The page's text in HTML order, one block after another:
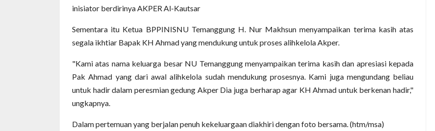
inisiator berdirinya AKPER Al-Kautsar
Sementara itu Ketua BPPINISNU Temanggung H. Nur Makhsun menyampaikan terima kasih atas
segala ikhtiar Bapak KH Ahmad yang mendukung untuk proses alihkelola Akper.
"Kami atas nama keluarga besar NU Temanggung menyampaikan terima kasih dan apresiasi kepada
Pak Ahmad yang dari awal alihkelola sudah mendukung prosesnya. Kami juga mengundang beliau
untuk hadir dalam peresmian gedung Akper Dia juga berharap agar KH Ahmad untuk berkenan hadir,"
ungkapnya.
Dalam pertemuan yang berjalan penuh kekeluargaan diakhiri dengan foto bersama. (htm/msa)